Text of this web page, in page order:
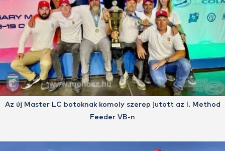
Az új Master LC botoknak komoly szerep jutott az I. Method
Feeder VB-n